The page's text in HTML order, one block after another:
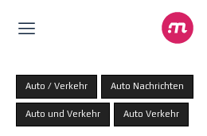
Auto / Verkehr Auto Nachrichten
Auto und Verkehr Auto Verkehr